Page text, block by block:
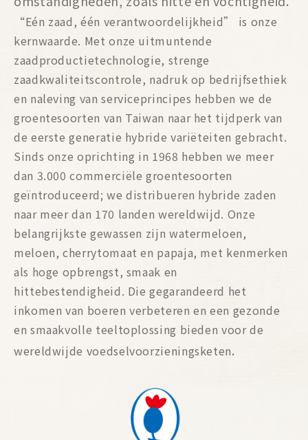
“Eén zaad, één verantwoordelijkheid” is onze
kernwaarde. Met onze uitmuntende
zaadproductietechnologie, strenge
zaadkwaliteitscontrole, nadruk op bedrijfsethiek
en naleving van serviceprincipes hebben we de
groentesoorten van Taiwan naar het tijdperk van
de eerste generatie hybride variëteiten gebracht.
Sinds onze oprichting in 1968 hebben we meer
dan 3.000 commerciële groentesoorten
geïntroduceerd; we distribueren hybride zaden
naar meer dan 170 landen wereldwijd. Onze
belangrijkste gewassen zijn watermeloen,
meloen, cherrytomaat en papaja, met kenmerken
als hoge opbrengst, smaak en
hittebestendigheid. Die gegarandeerd het
inkomen van boeren verbeteren en een gezonde
en smaakvolle teeltoplossing bieden voor de
wereldwijde voedselvoorzieningsketen.